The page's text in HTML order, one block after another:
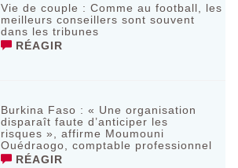
Vie de couple : Comme au football, les
meilleurs conseillers sont souvent
dans les tribunes
RÉAGIR
Burkina Faso : « Une organisation
disparaît faute d’anticiper les
risques », affirme Moumouni
Ouédraogo, comptable professionnel
RÉAGIR